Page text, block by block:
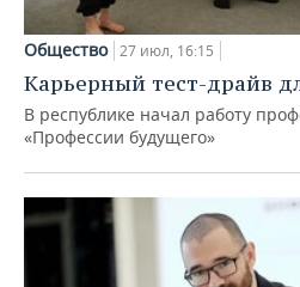
Общество 27 июл, 16:15
Карьерный тест-драйв
В республике начал работу
«Профессии будущего»